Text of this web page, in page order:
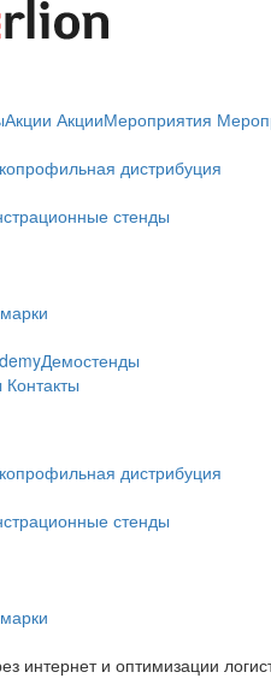
Акции АкцииМероприятия
дистрибуция
стенды
Демостенды
Контакты
дистрибуция
стенды
интернет и оптимизации